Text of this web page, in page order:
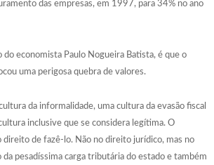
das empresas, em 1997, para 34% no ano
do economista Paulo Nogueira Batista, é que o
uma perigosa quebra de valores.
da informalidade, uma cultura da evasão fiscal
inclusive que se considera legítima. O
de fazê-lo. Não no direito jurídico, mas no
pesadíssima carga tributária do estado e também